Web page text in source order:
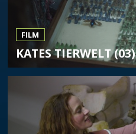
FILM
KATES TIERWELT (03)